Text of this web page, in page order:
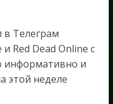
в Телеграм
Red Dead Online с
информативно и
этой неделе